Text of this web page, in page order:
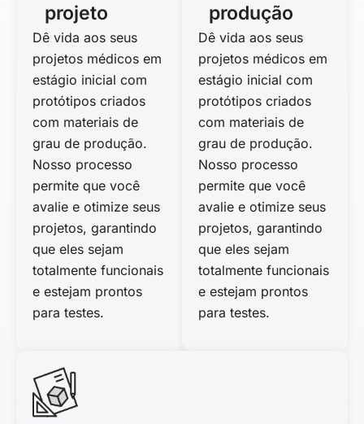
projeto
Dê vida aos seus
projetos médicos em
estágio inicial com
protótipos criados
com materiais de
grau de produção.
Nosso processo
permite que você
avalie e otimize seus
projetos, garantindo
que eles sejam
totalmente funcionais
e estejam prontos
para testes.
produção
Dê vida aos seus
projetos médicos em
estágio inicial com
protótipos criados
com materiais de
grau de produção.
Nosso processo
permite que você
avalie e otimize seus
projetos, garantindo
que eles sejam
totalmente funcionais
e estejam prontos
para testes.